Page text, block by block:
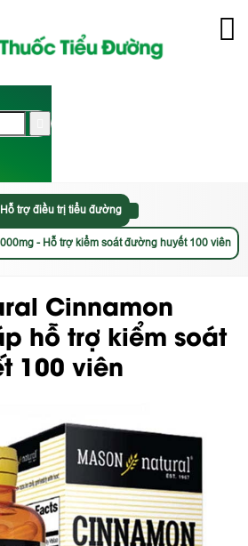
Hỗ trợ điều trị tiểu đường
- Hỗ trợ kiểm soát đường huyết 100 viên
Cinnamon
hỗ trợ kiểm soát
100 viên